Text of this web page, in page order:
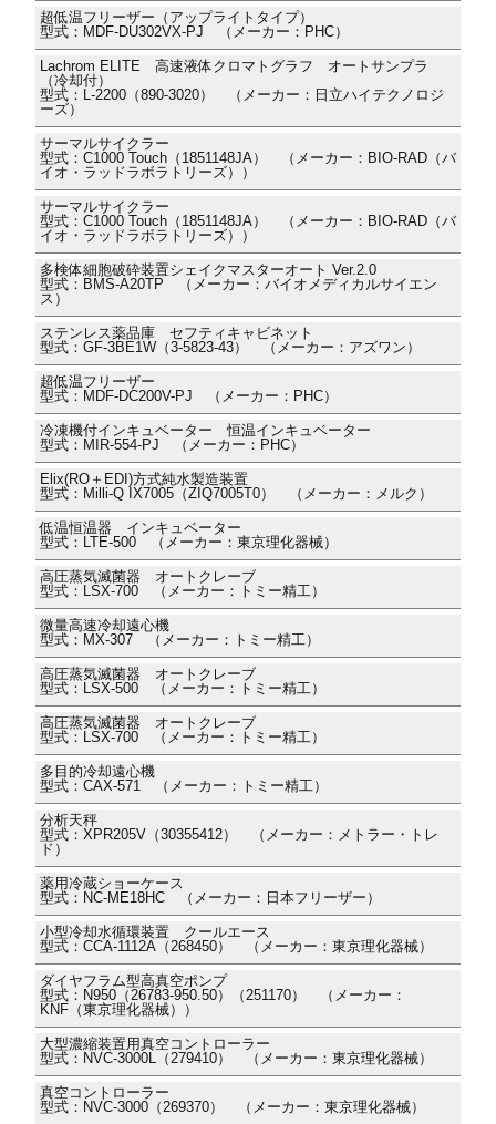
超低温フリーザー（アップライトタイプ）
型式：MDF-DU302VX-PJ （メーカー：PHC）
Lachrom ELITE 高速液体クロマトグラフ オートサンプラ
（冷却付）
型式：L-2200（890-3020） （メーカー：日立ハイテクノロジ
ーズ）
サーマルサイクラー
型式：C1000 Touch（1851148JA） （メーカー：BIO-RAD（バ
イオ・ラッドラボラトリーズ））
サーマルサイクラー
型式：C1000 Touch（1851148JA） （メーカー：BIO-RAD（バ
イオ・ラッドラボラトリーズ））
多検体細胞破砕装置シェイクマスターオート Ver.2.0
型式：BMS-A20TP （メーカー：バイオメディカルサイエン
ス）
ステンレス薬品庫 セフティキャビネット
型式：GF-3BE1W（3-5823-43） （メーカー：アズワン）
超低温フリーザー
型式：MDF-DC200V-PJ （メーカー：PHC）
冷凍機付インキュベーター 恒温インキュベーター
型式：MIR-554-PJ （メーカー：PHC）
Elix(RO＋EDI)方式純水製造装置
型式：Milli-Q IX7005（ZIQ7005T0） （メーカー：メルク）
低温恒温器 インキュベーター
型式：LTE-500 （メーカー：東京理化器械）
高圧蒸気滅菌器 オートクレーブ
型式：LSX-700 （メーカー：トミー精工）
微量高速冷却遠心機
型式：MX-307 （メーカー：トミー精工）
高圧蒸気滅菌器 オートクレーブ
型式：LSX-500 （メーカー：トミー精工）
高圧蒸気滅菌器 オートクレーブ
型式：LSX-700 （メーカー：トミー精工）
多目的冷却遠心機
型式：CAX-571 （メーカー：トミー精工）
分析天秤
型式：XPR205V（30355412） （メーカー：メトラー・トレ
ド）
薬用冷蔵ショーケース
型式：NC-ME18HC （メーカー：日本フリーザー）
小型冷却水循環装置 クールエース
型式：CCA-1112A（268450） （メーカー：東京理化器械）
ダイヤフラム型高真空ポンプ
型式：N950（26783-950.50）（251170） （メーカー：
KNF（東京理化器械））
大型濃縮装置用真空コントローラー
型式：NVC-3000L（279410） （メーカー：東京理化器械）
真空コントローラー
型式：NVC-3000（269370） （メーカー：東京理化器械）